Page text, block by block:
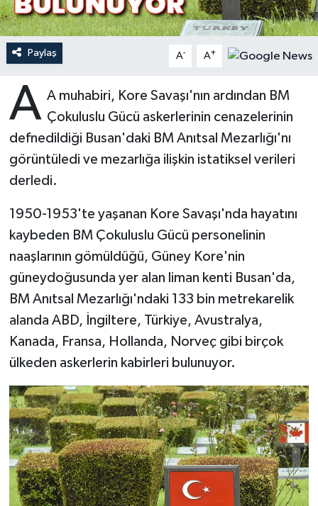
Paylaş A- A+
A A muhabiri, Kore Savaşı'nın ardından BM
Çokuluslu Gücü askerlerinin cenazelerinin
defnedildiği Busan'daki BM Anıtsal Mezarlığı'nı
görüntüledi ve mezarlığa ilişkin istatiksel verileri
derledi.
1950-1953'te yaşanan Kore Savaşı'nda hayatını
kaybeden BM Çokuluslu Gücü personelinin
naaşlarının gömüldüğü, Güney Kore'nin
güneydoğusunda yer alan liman kenti Busan'da,
BM Anıtsal Mezarlığı'ndaki 133 bin metrekarelik
alanda ABD, İngiltere, Türkiye, Avustralya,
Kanada, Fransa, Hollanda, Norveç gibi birçok
ülkeden askerlerin kabirleri bulunuyor.
Batman Müftülüğü
Bayburt Müftülüğü
Bilecik Müftülüğü
Bingöl Müftülüğü
Bitlis Müftülüğü
Bolu Müftülüğü
Bursa Müftülüğü
Çanakkale Müftülüğü
Çankırı Müftülüğü
Çorum Müftülüğü
Denizli Müftülüğü
Diyarbakır Müftülüğü
Düzce Müftülüğü
Sahabeler
Zekat
Dünya
Eğitim
Kültür-Sanat
Aile
Sağlık
Makaleler
Duyurular
Podcast
Bilim, Teknoloji
Biyografiler
Diyanet TV
İhtida Haberleri
YAŞAM